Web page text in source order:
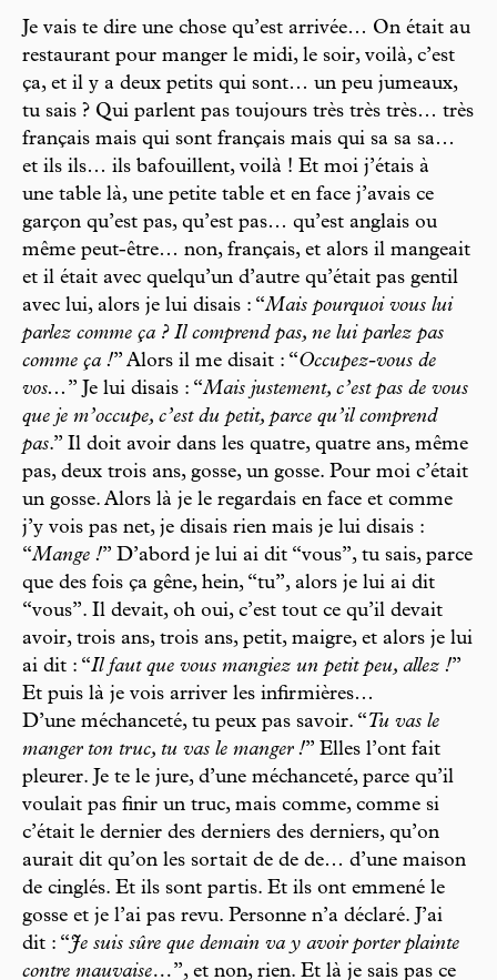
Je vais te dire une chose qu’est arrivée… On était au
restaurant pour manger le midi, le soir, voilà, c’est
ça, et il y a deux petits qui sont… un peu jumeaux,
tu sais ? Qui parlent pas toujours très très très… très
français mais qui sont français mais qui sa sa sa…
et ils ils… ils bafouillent, voilà ! Et moi j’étais à
une table là, une petite table et en face j’avais ce
garçon qu’est pas, qu’est pas… qu’est anglais ou
même peut-être… non, français, et alors il mangeait
et il était avec quelqu’un d’autre qu’était pas gentil
avec lui, alors je lui disais : “Mais pourquoi vous lui
parlez comme ça ? Il comprend pas, ne lui parlez pas
comme ça !” Alors il me disait : “Occupez-vous de
vos... ” Je lui disais : “Mais justement, c’est pas de vous
que je m’occupe, c’est du petit, parce qu’il comprend
pas.” Il doit avoir dans les quatre, quatre ans, même
pas, deux trois ans, gosse, un gosse. Pour moi c’était
un gosse. Alors là je le regardais en face et comme
j’y vois pas net, je disais rien mais je lui disais :
“Mange !” D’abord je lui ai dit “vous”, tu sais, parce
que des fois ça gêne, hein, “tu”, alors je lui ai dit
“vous”. Il devait, oh oui, c’est tout ce qu’il devait
avoir, trois ans, trois ans, petit, maigre, et alors je lui
ai dit : “Il faut que vous mangiez un petit peu, allez !”
Et puis là je vois arriver les infirmières…
D’une méchanceté, tu peux pas savoir. “Tu vas le
manger ton truc, tu vas le manger !” Elles l’ont fait
pleurer. Je te le jure, d’une méchanceté, parce qu’il
voulait pas finir un truc, mais comme, comme si
c’était le dernier des derniers des derniers, qu’on
aurait dit qu’on les sortait de de de… d’une maison
de cinglés. Et ils sont partis. Et ils ont emmené le
gosse et je l’ai pas revu. Personne n’a déclaré. J’ai
dit : “Je suis sûre que demain va y avoir porter plainte
contre mauvaise…”, et non, rien. Et là je sais pas ce